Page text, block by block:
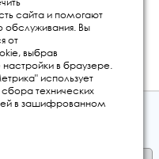
© 2026
сайта и помогают
обслуживания. Вы
от
выбрав
в браузере.
использует
технических
в зашифрованном